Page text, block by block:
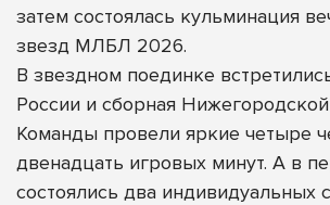
затем состоялась кульминация
звезд МЛБЛ 2026.
В звездном поединке
России и сборная Нижегородской
Команды провели яркие четыре
двенадцать игровых минут. А в
состоялись два индивидуальных